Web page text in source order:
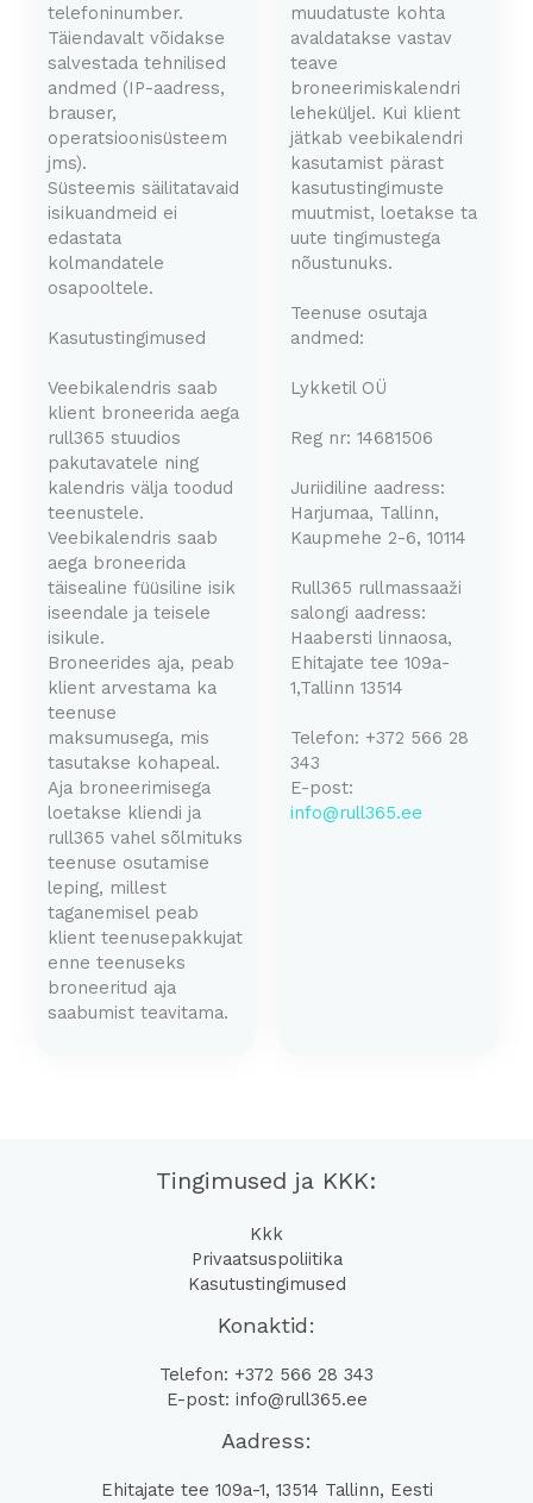
telefoninumber.
Täiendavalt võidakse
salvestada tehnilised
andmed (IP-aadress,
brauser,
operatsioonisüsteem
jms).
Süsteemis säilitatavaid
isikuandmeid ei
edastata
kolmandatele
osapooltele.
Kasutustingimused
Veebikalendris saab
klient broneerida aega
rull365 stuudios
pakutavatele ning
kalendris välja toodud
teenustele.
Veebikalendris saab
aega broneerida
täisealine füüsiline isik
iseendale ja teisele
isikule.
Broneerides aja, peab
klient arvestama ka
teenuse
maksumusega, mis
tasutakse kohapeal.
Aja broneerimisega
loetakse kliendi ja
rull365 vahel sõlmituks
teenuse osutamise
leping, millest
taganemisel peab
klient teenusepakkujat
enne teenuseks
broneeritud aja
saabumist teavitama.
muudatuste kohta
avaldatakse vastav
teave
broneerimiskalendri
leheküljel. Kui klient
jätkab veebikalendri
kasutamist pärast
kasutustingimuste
muutmist, loetakse ta
uute tingimustega
nõustunuks.
Teenuse osutaja
andmed:
Lykketil OÜ
Reg nr: 14681506
Juriidiline aadress:
Harjumaa, Tallinn,
Kaupmehe 2-6, 10114
Rull365 rullmassaaži
salongi aadress:
Haabersti linnaosa,
Ehitajate tee 109a-
1,Tallinn 13514
Telefon: +372 566 28
343
E-post:
info@rull365.ee
Tingimused ja KKK:
Kkk
Privaatsuspoliitika
Kasutustingimused
Konaktid:
Telefon: +372 566 28 343
E-post: info@rull365.ee
Aadress:
Ehitajate tee 109a-1, 13514 Tallinn, Eesti